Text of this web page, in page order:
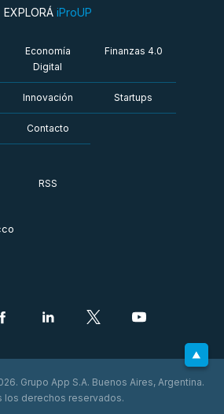
EXPLORÁ iProUP
Economía
Digital
Finanzas 4.0
Innovación Startups
Contacto
RSS
Grupo App S.A. Buenos Aires, Argentina.
los derechos reservados.